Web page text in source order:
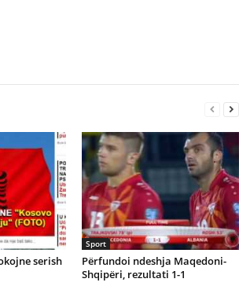
serish
Sport
Përfundoi ndeshja Maqedoni-
Shqipëri, rezultati 1-1